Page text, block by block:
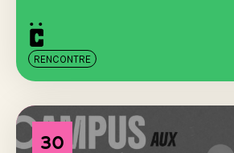
RENCONTRE
30